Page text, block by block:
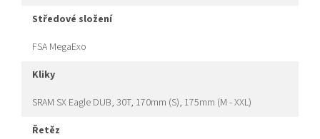
středové složení
FSA MegaExo
kliky
SRAM SX Eagle DUB, 30T, 170mm (S), 175mm (M - XXL)
řetěz